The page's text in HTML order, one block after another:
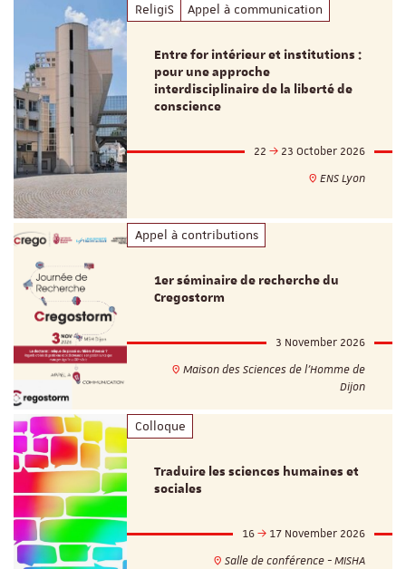
ReligiS Appel à communication
Entre for intérieur et institutions :
pour une approche
interdisciplinaire de la liberté de
conscience
22
23 October 2026
ENS Lyon
Appel à contributions
1er séminaire de recherche du
Cregostorm
3 November 2026
Maison des Sciences de l'Homme de
Dijon
Colloque
Traduire les sciences humaines et
sociales
16
17 November 2026
Salle de conférence - MISHA